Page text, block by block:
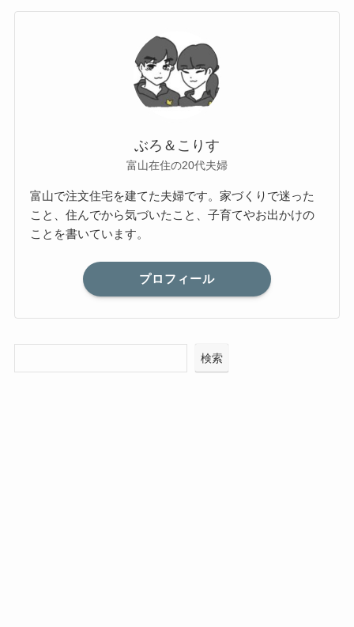
ぶろ＆こりす
富山在住の20代夫婦
富山で注文住宅を建てた夫婦です。家づくりで迷った
こと、住んでから気づいたこと、子育てやお出かけの
ことを書いています。
プロフィール
検索